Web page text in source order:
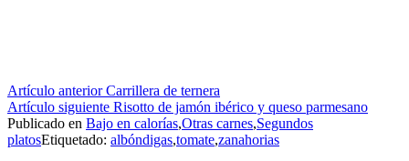
Seguir
leyendo
Artículo anteriorCarrillera de ternera
Artículo siguiente Risotto de jamón ibérico y queso parmesano
Publicado en Bajo en calorías,Otras carnes,Segundos
platosEtiquetado: albóndigas,tomate,zanahorias